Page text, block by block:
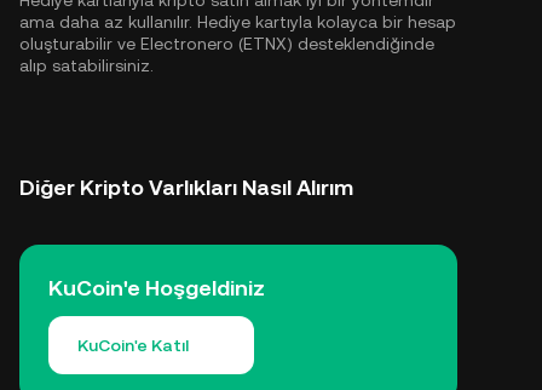
ama daha az kullanılır. Hediye kartıyla kolayca bir hesap
oluşturabilir ve Electronero (ETNX) desteklendiğinde
alıp satabilirsiniz.
Diğer Kripto Varlıkları Nasıl Alırım
KuCoin'e Hoşgeldiniz
KuCoin'e Katıl